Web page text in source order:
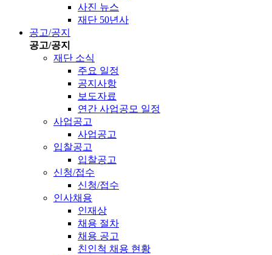
사진 뉴스
재단 50년사
공고/공지
공고/공지
재단 소식
주요 일정
공지사항
보도자료
연간 사업공모 일정
사업공고
사업공고
입찰공고
입찰공고
신청/접수
신청/접수
인사채용
인재상
채용 절차
채용 공고
친인척 채용 현황